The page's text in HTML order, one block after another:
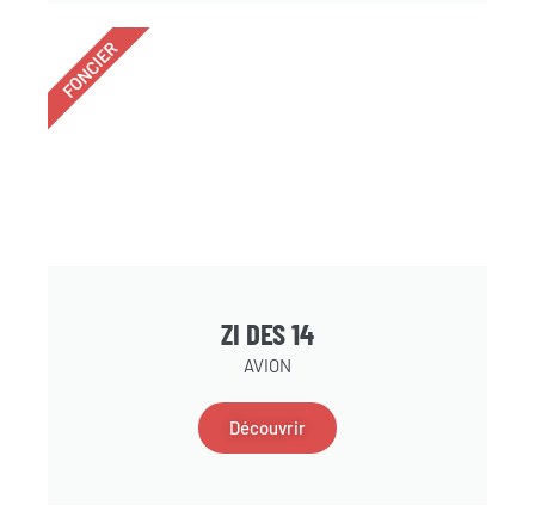
ZI DES 14
AVION
Découvrir
FONCIER